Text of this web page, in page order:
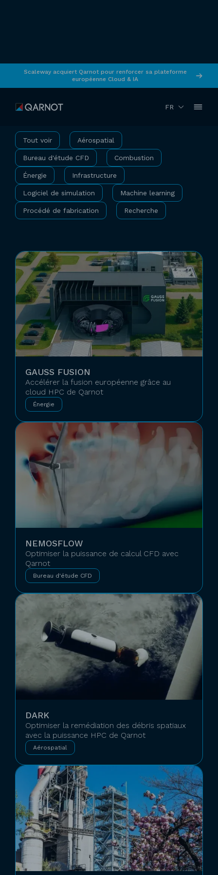
Scaleway acquiert Qarnot pour renforcer sa plateforme
européenne Cloud & IA
FR
Tout voir Aérospatial
Bureau d'étude CFD Combustion
Énergie Infrastructure
Logiciel de simulation Machine learning
Procédé de fabrication Recherche
GAUSS FUSION
Accélérer la fusion européenne grâce au
cloud HPC de Qarnot
Énergie
NEMOSFLOW
Optimiser la puissance de calcul CFD avec
Qarnot
Bureau d'étude CFD
DARK
Optimiser la remédiation des débris spatiaux
avec la puissance HPC de Qarnot
Aérospatial